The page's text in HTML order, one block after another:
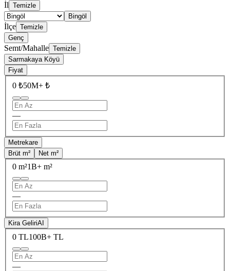
İl Temizle
Bingöl
İlçe Temizle
Genç
Semt/Mahalle Temizle
Sarmakaya Köyü
Fiyat
0 ₺50M+ ₺
—
Metrekare
Brüt m²
Net m²
0 m²1B+ m²
—
Kira GeliriAI
0 TL100B+ TL
—